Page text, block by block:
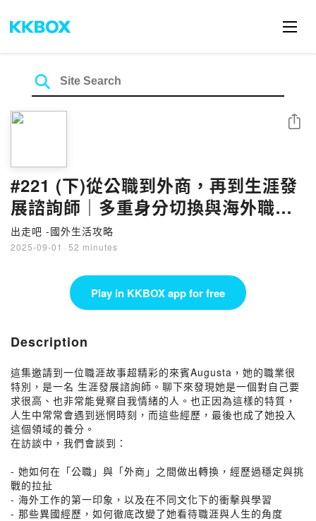
#221 (下)從公職到外商，再到生涯發
展諮詢師｜多重身分切換與海外職涯
故事 ft. Augusta
出走吧 -國外生活攻略
2025-09-01 · 52 minutes
Share
Play in KKBOX app for free
Description
這集邀請到一位職涯故事超精彩的來賓Augusta，她的職業很
特別，是一名 生涯發展諮詢師。聊下來發現她是一個對自己要
求很高、也非常能覺察自我情緒的人。也正因為這樣的特質，
人生中常常會遇到迷惘時刻，而這些經歷，最後也成了她投入
這個領域的養分。
在訪談中，我們會談到：
- 她如何在「公職」與「外商」之間做出轉換，經歷過穩定與挑
戰的拉扯
- 海外工作的第一印象，以及在不同文化下的衝擊與學習
- 那些異國經歷，如何徹底改變了她看待職涯與人生的角度